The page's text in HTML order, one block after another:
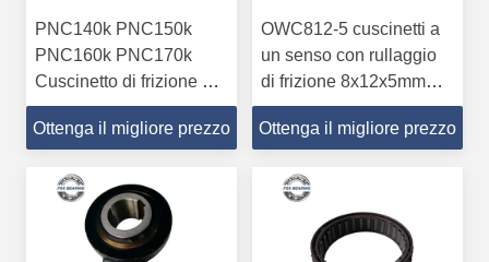
PNC140k PNC150k
PNC160k PNC170k
Cuscinetto di frizione a
camma a senso unico
per laminatoio
Ottenga il migliore prezzo
OWC812-5 cuscinetti a
un senso con rullaggio
di frizione 8x12x5mm
per accessori di
alimentazione
Ottenga il migliore prezzo